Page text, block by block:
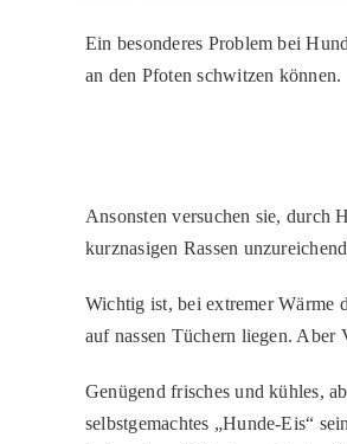
Ein besonderes Problem bei
an den Pfoten schwitzen können.
Ansonsten versuchen sie, durch
kurznasigen Rassen
Wichtig ist, bei extremer Wärme
auf nassen Tüchern liegen. Aber
Genügend frisches und kühles,
selbstgemachtes „Hunde-Eis“